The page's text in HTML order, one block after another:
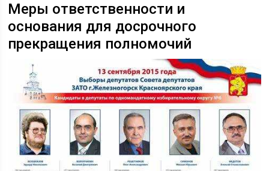
Меры ответственности и
основания для досрочного
прекращения полномочий